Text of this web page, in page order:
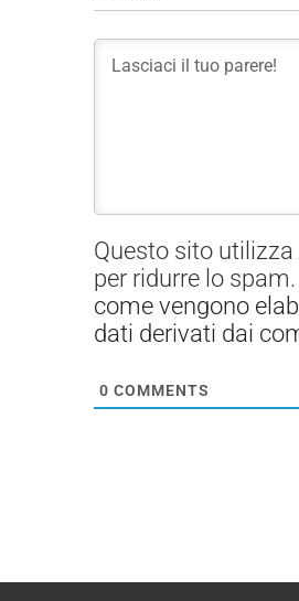
Questo sito
per ridurre lo spam.
come vengono
dati derivati dai
0 COMMENTS